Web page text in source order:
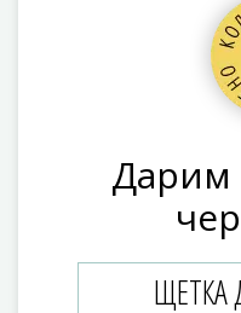
Дарим
ЩЕТКА